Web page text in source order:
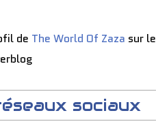
de The World Of Zaza sur le
sociaux